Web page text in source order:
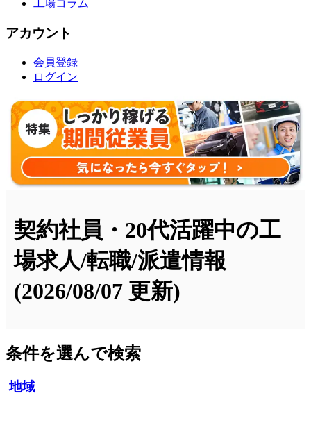
工場コラム
アカウント
会員登録
ログイン
契約社員・20代活躍中の工
場求人/転職/派遣情報
(2026/08/07 更新)
条件を選んで検索
地域